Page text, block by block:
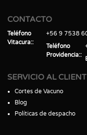
CONTACTO
Teléfono
Vitacura:
+56 9 7538
Teléfono
Providencia:
SERVICIO AL
Cortes de Vacuno
Blog
Políticas de despacho